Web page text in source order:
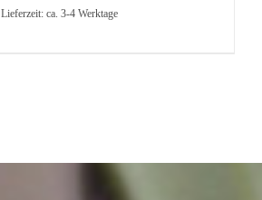
Lieferzeit: ca. 3-4 Werktage